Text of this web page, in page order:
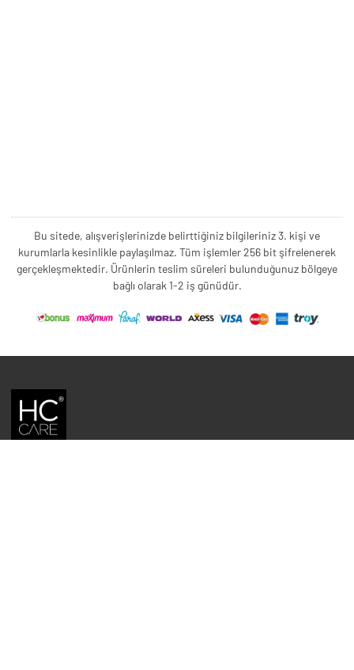
Bu sitede, alışverişlerinizde belirttiğiniz bilgileriniz 3. kişi ve
kurumlarla kesinlikle paylaşılmaz. Tüm işlemler 256 bit şifrelenerek
gerçekleşmektedir. Ürünlerin teslim süreleri bulunduğunuz bölgeye
bağlı olarak 1-2 iş günüdür.